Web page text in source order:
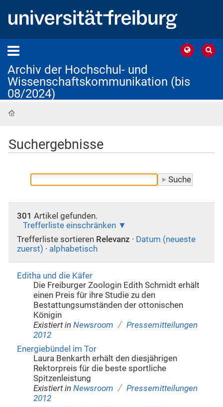
Archiv der Hochschul- und
Wissenschaftskommunikation (bis
08/2024)
Suchergebnisse
301 Artikel gefunden.
Trefferliste einschränken
Trefferliste sortieren Relevanz · Datum (neueste
zuerst) · alphabetisch
Editha und die Käfer
Die Freiburger Zoologin Edith Schmidt erhält
einen Preis für ihre Studie zu den
Bestattungsumständen der ottonischen
Königin
Existiert in Newsroom / Pressemitteilungen
2012
Energiebündel im Tor
Laura Benkarth erhält den diesjährigen
Rektorpreis für die beste sportliche
Spitzenleistung
Existiert in Newsroom / Pressemitteilungen
2012